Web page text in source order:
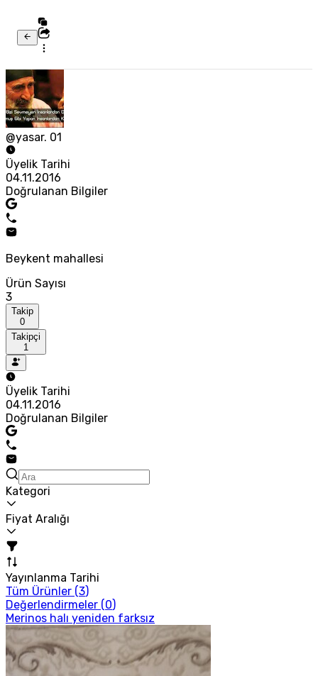
@yasar. 01
Üyelik Tarihi
04.11.2016
Doğrulanan Bilgiler
Beykent mahallesi
Ürün Sayısı
3
Takip
0
Takipçi
1
Üyelik Tarihi
04.11.2016
Doğrulanan Bilgiler
Kategori
Fiyat Aralığı
Yayınlanma Tarihi
Tüm Ürünler (3)
Değerlendirmeler (0)
Merinos halı yeniden farksız